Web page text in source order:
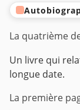
La quatrième
Un livre qui
longue date.
La première